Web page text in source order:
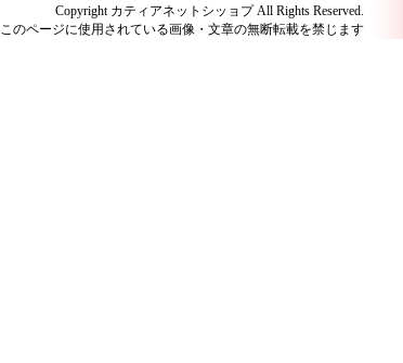
Copyright カティアネットシッョプ All Rights Reserved.
このページに使用されている画像・文章の無断転載を禁じます